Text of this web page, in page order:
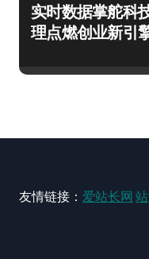
实时数据掌舵科
理点燃创业新引
友情链接： 爱站长网